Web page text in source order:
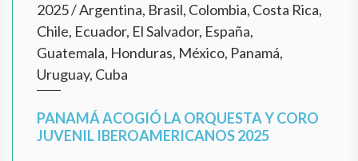
2025/Argentina, Brasil, Colombia, Costa Rica,
Chile, Ecuador, El Salvador, España,
Guatemala, Honduras, México, Panamá,
Uruguay, Cuba
PANAMÁ ACOGIÓ LA ORQUESTA Y CORO
JUVENIL IBEROAMERICANOS 2025